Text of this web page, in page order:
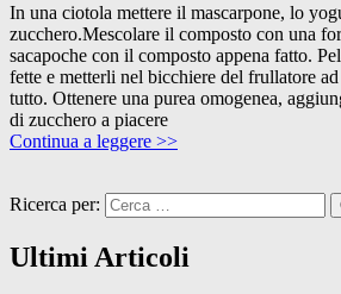
In una ciotola mettere il mascarpone, lo
zucchero.Mescolare il composto con una
sacapoche con il composto appena fatto.
fette e metterli nel bicchiere del frullatore
tutto. Ottenere una purea omogenea,
di zucchero a piacere
Continua a leggere >>
Ricerca per:
Ultimi Articoli